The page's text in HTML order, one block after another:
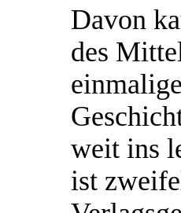
Davon
des
weit ins
ist